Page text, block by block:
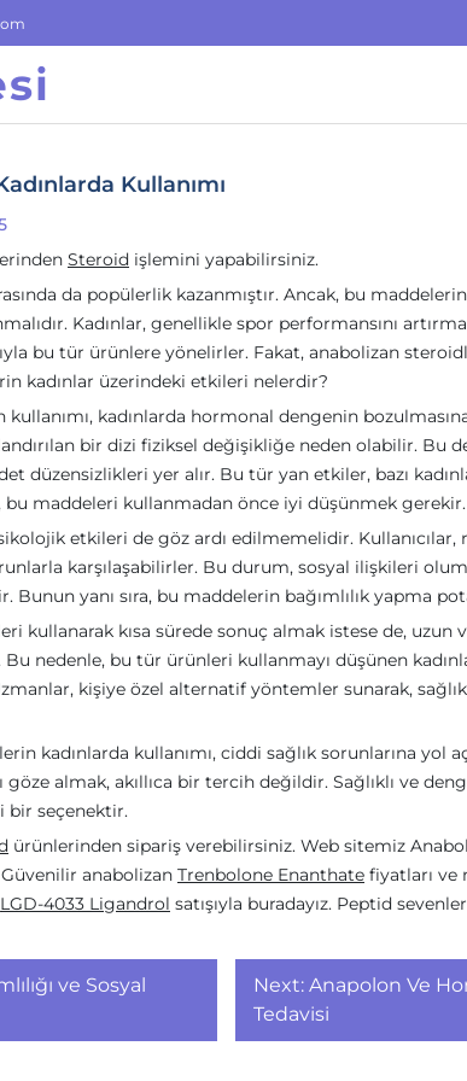
Kullanımı
Steroid işlemini yapabilirsiniz.
da popülerlik kazanmıştır. Ancak, bu
Kadınlar, genellikle spor performansını
bu tür ürünlere yönelirler. Fakat, anabolizan
kadınlar üzerindeki etkileri nelerdir?
kadınlarda hormonal dengenin
bir dizi fiziksel değişikliğe neden olabilir. Bu
düzensizlikleri yer alır. Bu tür yan etkiler, bazı
bu maddeleri kullanmadan önce iyi düşünmek gerekir.
etkileri de göz ardı edilmemelidir.
karşılaşabilirler. Bu durum, sosyal ilişkileri
yanı sıra, bu maddelerin bağımlılık yapma
kullanarak kısa sürede sonuç almak istese de, uzun
nedenle, bu tür ürünleri kullanmayı düşünen
kişiye özel alternatif yöntemler sunarak,
kadınlarda kullanımı, ciddi sağlık sorunlarına yol
göze almak, akıllıca bir tercih değildir. Sağlıklı ve
bir seçenektir.
ürünlerinden sipariş verebilirsiniz. Web sitemiz
anabolizan Trenbolone Enanthate fiyatları ve
LGD-4033 Ligandrol satışıyla buradayız. Peptid
ve Sosyal
Next: Anapolon Ve
Tedavisi